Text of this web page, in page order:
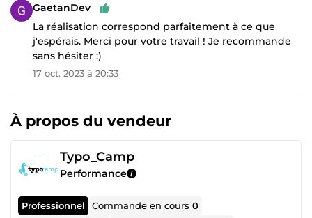
GaetanDev
La réalisation correspond parfaitement à ce que
j'espérais. Merci pour votre travail ! Je recommande
sans hésiter :)
17 oct. 2023 à 20:33
À propos du vendeur
Typo_Camp
Performance
Professionnel Commande en cours0